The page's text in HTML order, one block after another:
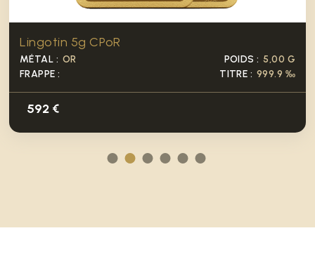
Lingotin 5g CPoR
MÉTAL : OR POIDS : 5,00 G
FRAPPE :
TITRE : 999.9 ‰
592 €